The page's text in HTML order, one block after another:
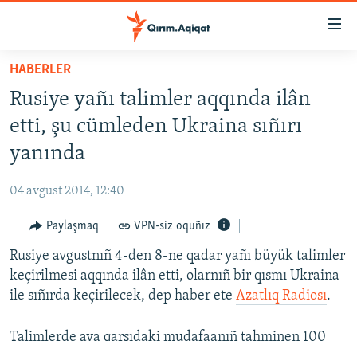
Esas
qaytmaq
Baş
navigatsiyağa
qaytmaq
Qıdıruvğa
qaytmaq
SİYASET
İQTİSADİYAT
MEDENİYET
İNSAN AQLARI
VİDEO
SÜRET
HABERLER
Rusiye yañı talimler aqqında ilân
etti, şu cümleden Ukraina sıñırı
yanında
04 avgust 2014, 12:40
Paylaşmaq VPN-siz oquñız
Rusiye avgustnıñ 4-den 8-ne qadar yañı büyük talimler
keçirilmesi aqqında ilân etti, olarnıñ bir qısmı Ukraina
ile sıñırda keçirilecek, dep haber ete Azatlıq Radiosı.
Talimlerde ava qarşıdaki mudafaanıñ tahminen 100